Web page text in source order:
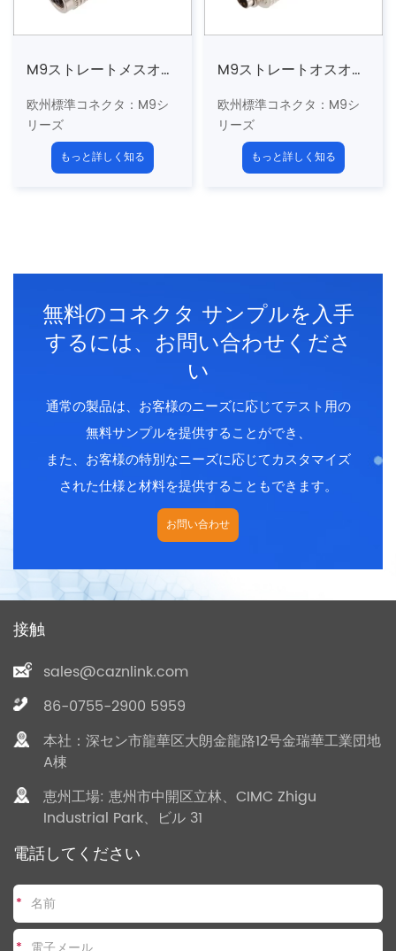
M9ストレートメスオーバーモールドプラグ
欧州標準コネクタ：M9シ
リーズ
構造タイプ：ストレートオ
ーバーモールドプラグ
ン、シールド/シールドな
ケーブルの長さ：
認定：CE、ROHS、UL
もっと詳しく知る
M9ストレートオスオーバーモールドプラグ
欧州標準コネクタ：M9シ
リーズ
構造タイプ：ストレートオ
ーバーモールドプラグ
ン、シールド/シールドな
し
ケーブルの長さ：
認定：CE、ROHS、UL
もっと詳しく知る
無料のコネクタ サンプルを入手
するには、お問い合わせくださ
い
通常の製品は、お客様のニーズに応じてテスト用の
無料サンプルを提供することができ、
また、お客様の特別なニーズに応じてカスタマイズ
された仕様と材料を提供することもできます。
お問い合わせ
接触
sales@caznlink.com
86-0755-2900 5959
本社：深セン市龍華区大朗金龍路12号金瑞華工業団地
A棟
恵州工場: 恵州市中開区立林、CIMC Zhigu
Industrial Park、ビル 31
電話してください
*